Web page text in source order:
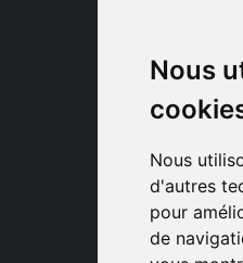
Nous
Nous
d'autres
pour
de
STYLIA
TAYLOR